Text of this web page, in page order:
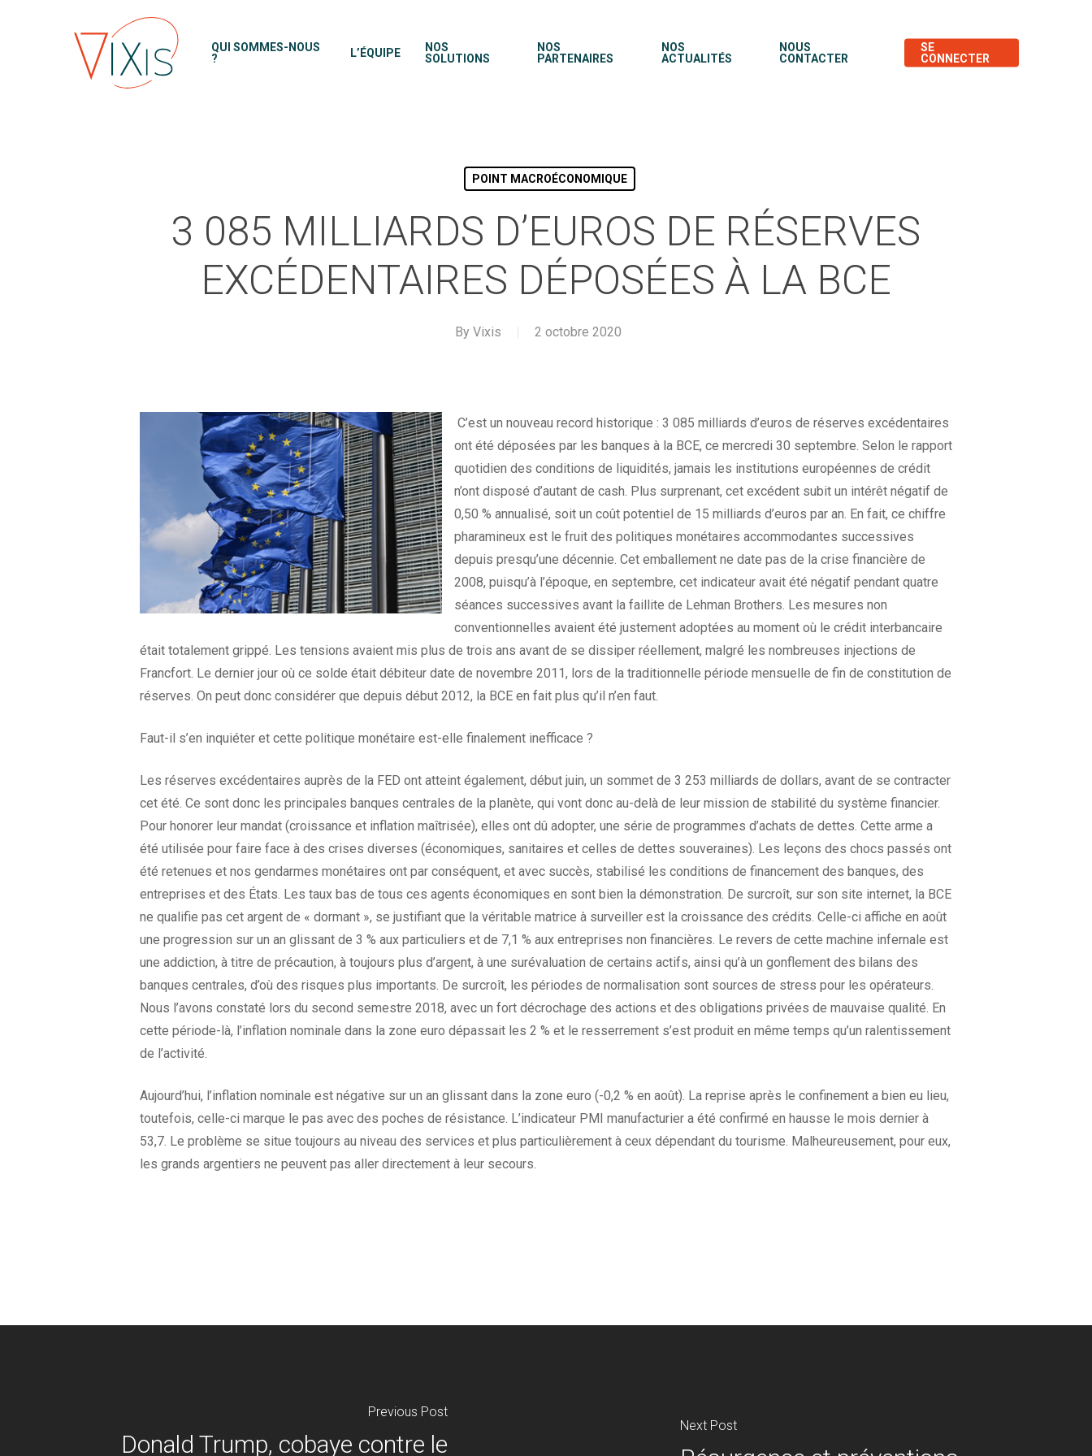
QUI SOMMES-NOUS
?
L’ÉQUIPE
NOS
SOLUTIONS
NOS
PARTENAIRES
NOS
ACTUALITÉS
NOUS
CONTACTER
SE
CONNECTER
POINT MACROÉCONOMIQUE
3 085 MILLIARDS D’EUROS DE RÉSERVES
EXCÉDENTAIRES DÉPOSÉES À LA BCE
By Vixis 2 octobre 2020
C’est un nouveau record historique : 3 085 milliards d’euros de réserves excédentaires
ont été déposées par les banques à la BCE, ce mercredi 30 septembre. Selon le rapport
quotidien des conditions de liquidités, jamais les institutions européennes de crédit
n’ont disposé d’autant de cash. Plus surprenant, cet excédent subit un intérêt négatif de
0,50 % annualisé, soit un coût potentiel de 15 milliards d’euros par an. En fait, ce chiffre
pharamineux est le fruit des politiques monétaires accommodantes successives
depuis presqu’une décennie. Cet emballement ne date pas de la crise financière de
2008, puisqu’à l’époque, en septembre, cet indicateur avait été négatif pendant quatre
séances successives avant la faillite de Lehman Brothers. Les mesures non
conventionnelles avaient été justement adoptées au moment où le crédit interbancaire
était totalement grippé. Les tensions avaient mis plus de trois ans avant de se dissiper réellement, malgré les nombreuses injections de
Francfort. Le dernier jour où ce solde était débiteur date de novembre 2011, lors de la traditionnelle période mensuelle de fin de constitution de
réserves. On peut donc considérer que depuis début 2012, la BCE en fait plus qu’il n’en faut.
Faut-il s’en inquiéter et cette politique monétaire est-elle finalement inefficace ?
Les réserves excédentaires auprès de la FED ont atteint également, début juin, un sommet de 3 253 milliards de dollars, avant de se contracter
cet été. Ce sont donc les principales banques centrales de la planète, qui vont donc au-delà de leur mission de stabilité du système financier.
Pour honorer leur mandat (croissance et inflation maîtrisée), elles ont dû adopter, une série de programmes d’achats de dettes. Cette arme a
été utilisée pour faire face à des crises diverses (économiques, sanitaires et celles de dettes souveraines). Les leçons des chocs passés ont
été retenues et nos gendarmes monétaires ont par conséquent, et avec succès, stabilisé les conditions de financement des banques, des
entreprises et des États. Les taux bas de tous ces agents économiques en sont bien la démonstration. De surcroît, sur son site internet, la BCE
ne qualifie pas cet argent de « dormant », se justifiant que la véritable matrice à surveiller est la croissance des crédits. Celle-ci affiche en août
une progression sur un an glissant de 3 % aux particuliers et de 7,1 % aux entreprises non financières. Le revers de cette machine infernale est
une addiction, à titre de précaution, à toujours plus d’argent, à une surévaluation de certains actifs, ainsi qu’à un gonflement des bilans des
banques centrales, d’où des risques plus importants. De surcroît, les périodes de normalisation sont sources de stress pour les opérateurs.
Nous l’avons constaté lors du second semestre 2018, avec un fort décrochage des actions et des obligations privées de mauvaise qualité. En
cette période-là, l’inflation nominale dans la zone euro dépassait les 2 % et le resserrement s’est produit en même temps qu’un ralentissement
de l’activité.
Aujourd’hui, l’inflation nominale est négative sur un an glissant dans la zone euro (-0,2 % en août). La reprise après le confinement a bien eu lieu,
toutefois, celle-ci marque le pas avec des poches de résistance. L’indicateur PMI manufacturier a été confirmé en hausse le mois dernier à
53,7. Le problème se situe toujours au niveau des services et plus particulièrement à ceux dépendant du tourisme. Malheureusement, pour eux,
les grands argentiers ne peuvent pas aller directement à leur secours.
Previous Post
Donald Trump, cobaye contre le
Next Post